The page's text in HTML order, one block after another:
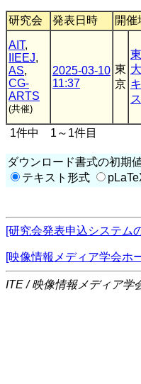
研究会 発表日時 開催
AIT,
IIEEJ,
AS,
CG-
ARTS
(共催)
2025-03-10
11:37
東
京
1件中 1～1件目
ダウンロード書式の初期
テキスト形式
[研究会発表申込システム
[映像情報メディア学会ホ
ITE / 映像情報メディア学